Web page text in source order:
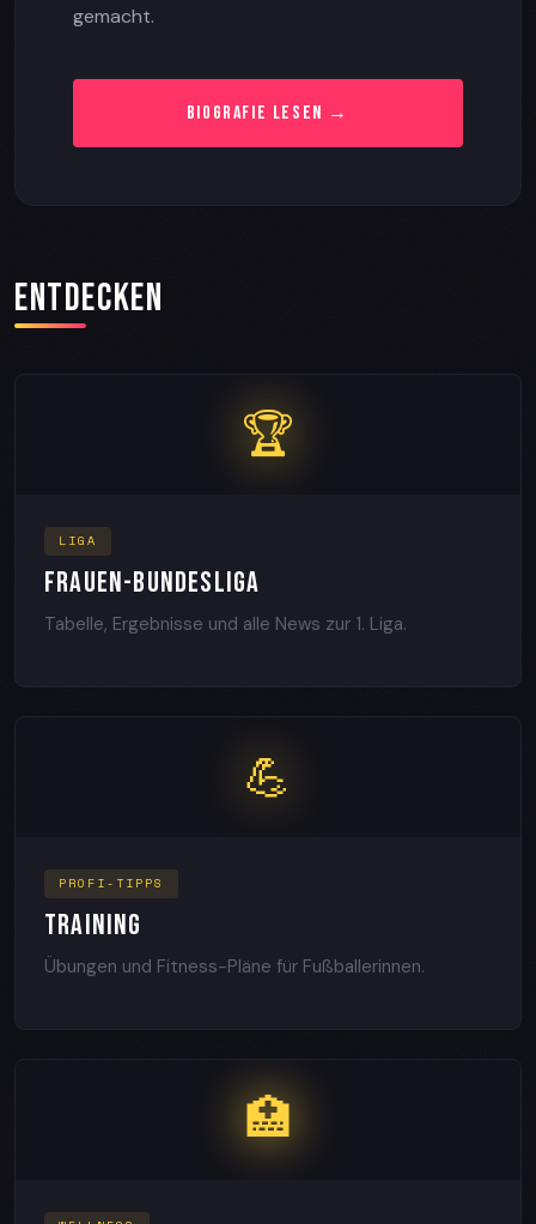
gemacht.
BIOGRAFIE LESEN →
ENTDECKEN
🏆
LIGA
FRAUEN-BUNDESLIGA
Tabelle, Ergebnisse und alle News zur 1. Liga.
💪
PROFI-TIPPS
TRAINING
Übungen und Fitness-Pläne für Fußballerinnen.
🏥